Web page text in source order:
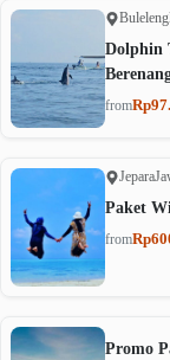
Buleleng
Dolphin
from
Jepara
Paket
from
Promo